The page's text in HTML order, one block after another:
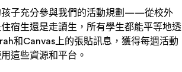
孩子充分參與我們的活動規劃——從校外
宿生還是走讀生，所有學生都能平等地透
和Canvas上的張貼訊息，獲得每週活動
這些資源和平台。